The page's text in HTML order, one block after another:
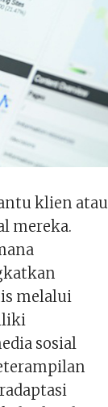
klien atau
mereka.
melalui
sosial